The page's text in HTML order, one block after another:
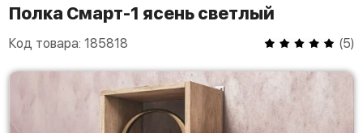
Полка Смарт-1 ясень светлый
Код товара: 185818 (5)